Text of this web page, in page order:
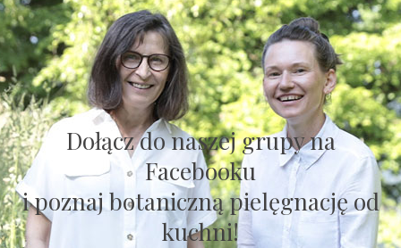
Dołącz do naszej grupy na
Facebooku
i poznaj botaniczną pielęgnację od
kuchni!